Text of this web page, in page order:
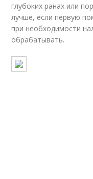
глубоких ранах или
лучше, если первую
при необходимости
обрабатывать.